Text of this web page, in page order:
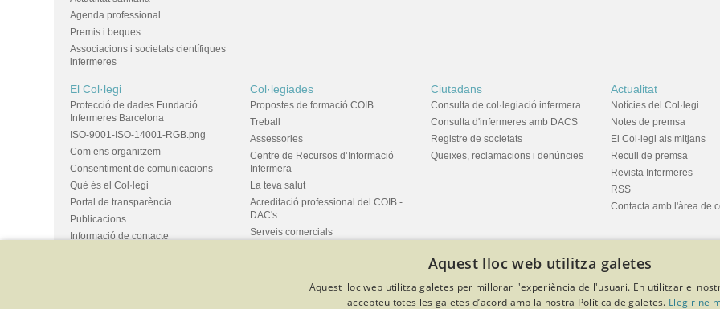
Agenda professional
Premis i beques
Associacions i societats científiques
infermeres
El Col·legi
Protecció de dades Fundació
Infermeres Barcelona
ISO-9001-ISO-14001-RGB.png
Com ens organitzem
Consentiment de comunicacions
Què és el Col·legi
Portal de transparència
Publicacions
Informació de contacte
Col·legiades
Propostes de formació COIB
Treball
Assessories
Centre de Recursos d’Informació
Infermera
La teva salut
Acreditació professional del COIB -
DAC's
Serveis comercials
Ciutadans
Consulta de col·legiació infermera
Consulta d'infermeres amb DACS
Registre de societats
Queixes, reclamacions i denúncies
Actualitat
Notícies del Col·legi
Notes de premsa
El Col·legi als mitjans
Recull de premsa
Revista Infermeres
RSS
Contacta amb l'àrea de
Criteris de privacitat Política de cookies Avís legal Política de protecció de dades
Aquest lloc web utilitza galetes
Aquest lloc web utilitza galetes per millorar l'experiència de l'usuari. En utilitzar el
accepteu totes les galetes d’acord amb la nostra Política de galetes. Llegir-ne